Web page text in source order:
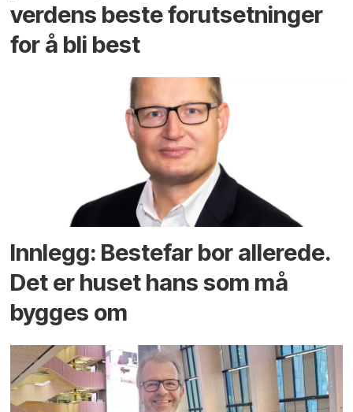
verdens beste forutsetninger
for å bli best
Innlegg: Bestefar bor allerede.
Det er huset hans som må
bygges om